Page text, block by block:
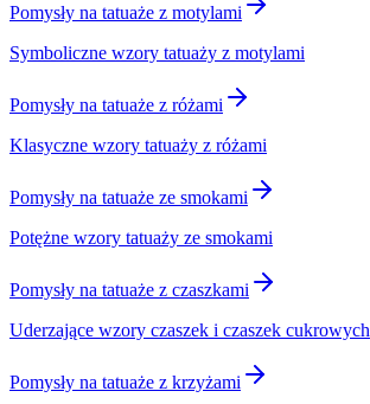
Pomysły na tatuaże z motylami
Symboliczne wzory tatuaży z motylami
Pomysły na tatuaże z różami
Klasyczne wzory tatuaży z różami
Pomysły na tatuaże ze smokami
Potężne wzory tatuaży ze smokami
Pomysły na tatuaże z czaszkami
Uderzające wzory czaszek i czaszek cukrowych
Pomysły na tatuaże z krzyżami